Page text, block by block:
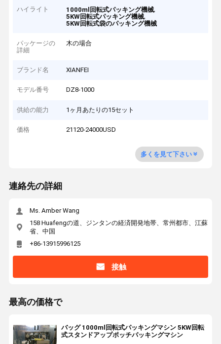
ハイライト 1000ml回転式パッキング機械,
5KW回転式パッキング機械,
5KW回転式袋のパッキング機械
パッケージの
詳細
木の場合
ブランド名 XIANFEI
モデル番号 DZ8-1000
供給の能力 1ヶ月あたりの15セット
価格 21120-24000USD
多くを見て下さい
連絡先の詳細
Ms. Amber Wang
158 Huafengの道、ジンタンの経済開発地帯、常州都市、江蘇
省、中国
+86-13915996125
接触
最高の価格で
バッグ 1000ml回転式パッキングマシン 5KW回転
式スタンドアップポッチパッキングマシン